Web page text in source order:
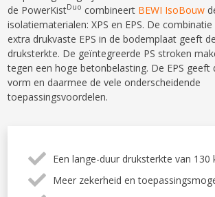
de PowerKistDuo combineert BEWI IsoBouw
isolatiematerialen: XPS en EPS. De combinatie
extra drukvaste EPS in de bodemplaat geeft
druksterkte. De geïntegreerde PS stroken
tegen een hoge betonbelasting. De EPS geeft
vorm en daarmee de vele onderscheidende
toepassingsvoordelen.
Een lange-duur druksterkte van 130
Meer zekerheid en